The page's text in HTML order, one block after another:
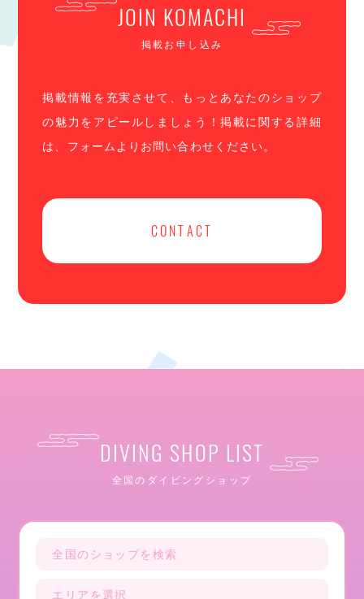
JOIN KOMACHI
掲載お申し込み
掲載情報を充実させて、もっとあなたのショップ
の魅力をアピールしましょう！掲載に関する詳細
は、フォームよりお問い合わせください。
CONTACT
DIVING SHOP LIST
全国のダイビングショップ